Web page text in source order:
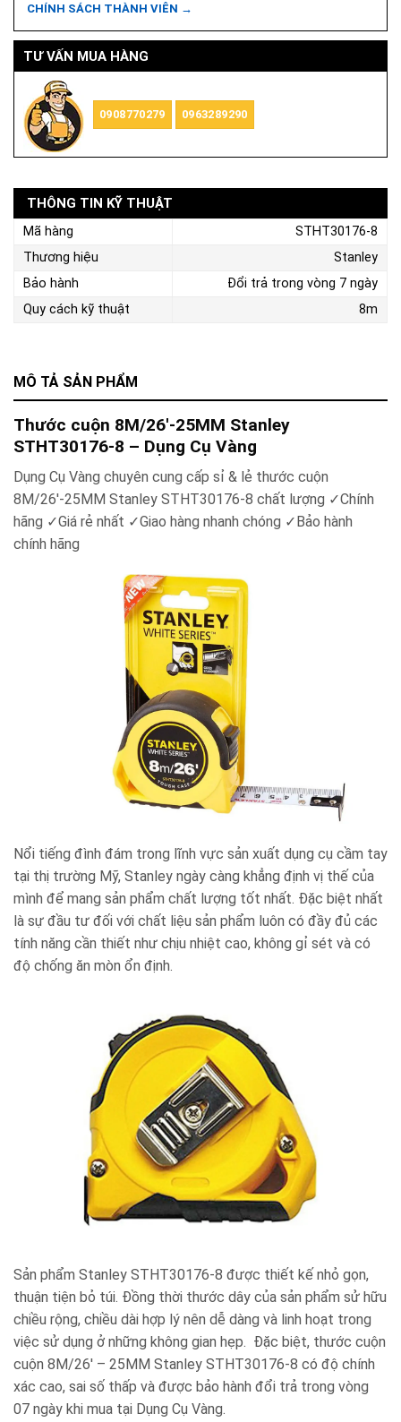
CHÍNH SÁCH THÀNH VIÊN →
TƯ VẤN MUA HÀNG
0908770279 0963289290
MÔ TẢ SẢN PHẨM
Thước cuộn 8M/26′-25MM Stanley
STHT30176-8 – Dụng Cụ Vàng
Dụng Cụ Vàng chuyên cung cấp sỉ & lẻ thước cuộn
8M/26′-25MM Stanley STHT30176-8 chất lượng ✓Chính
hãng ✓Giá rẻ nhất ✓Giao hàng nhanh chóng ✓Bảo hành
chính hãng
Nổi tiếng đình đám trong lĩnh vực sản xuất dụng cụ cầm tay
tại thị trường Mỹ, Stanley ngày càng khẳng định vị thế của
mình để mang sản phẩm chất lượng tốt nhất. Đặc biệt nhất
là sự đầu tư đối với chất liệu sản phẩm luôn có đầy đủ các
tính năng cần thiết như chịu nhiệt cao, không gỉ sét và có
độ chống ăn mòn ổn định.
Sản phẩm Stanley STHT30176-8 được thiết kế nhỏ gọn,
thuận tiện bỏ túi. Đồng thời thước dây của sản phẩm sử hữu
chiều rộng, chiều dài hợp lý nên dễ dàng và linh hoạt trong
việc sử dụng ở những không gian hẹp. Đặc biệt, thước cuộn
cuộn 8M/26′ – 25MM Stanley STHT30176-8 có độ chính
xác cao, sai số thấp và được bảo hành đổi trả trong vòng
07 ngày khi mua tại Dụng Cụ Vàng.
THÔNG TIN KỸ THUẬT
Mã hàng
STHT30176-8
Thương hiệu
Stanley
Bảo hành
Đổi trả trong vòng 7 ngày
Quy cách kỹ thuật
8m